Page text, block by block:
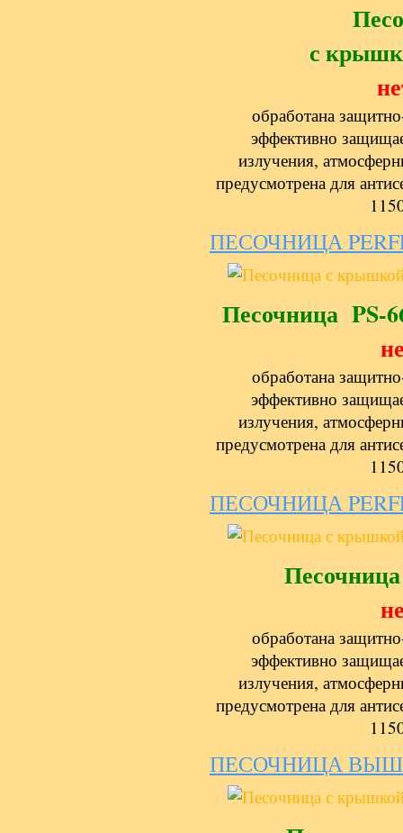
с
обработана
эффективно
излучения,
предусмотрена для
ПЕСОЧНИЦА
Песочница PS-
обработана
эффективно
излучения,
предусмотрена для
ПЕСОЧНИЦА
обработана
эффективно
излучения,
предусмотрена для
ПЕСОЧНИЦА